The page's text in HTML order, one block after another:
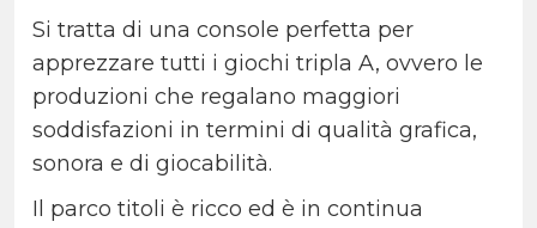
Si tratta di una console perfetta per
apprezzare tutti i giochi tripla A, ovvero le
produzioni che regalano maggiori
soddisfazioni in termini di qualità grafica,
sonora e di giocabilità.
Il parco titoli è ricco ed è in continua